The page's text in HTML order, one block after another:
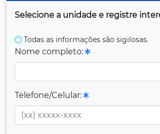
Selecione a unidade e registre
Todas as informações são sigilosas.
Nome completo:
Telefone/Celular: